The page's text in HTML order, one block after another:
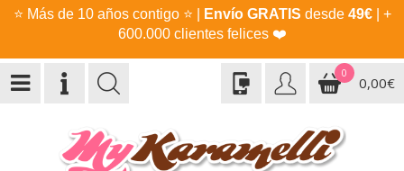
⭐ Más de 10 años contigo ⭐ Envío GRATIS desde 49€| +
600.000 clientes felices ❤️
0
0,00€